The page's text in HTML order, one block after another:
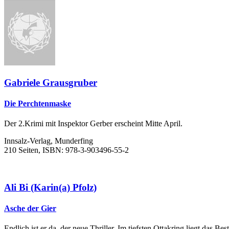
Gabriele Grausgruber
Die Perchtenmaske
Der 2.Krimi mit Inspektor Gerber erscheint Mitte April.
Innsalz-Verlag, Munderfing
210 Seiten, ISBN: 978-3-903496-55-2
Ali Bi (Karin(a) Pfolz)
Asche der Gier